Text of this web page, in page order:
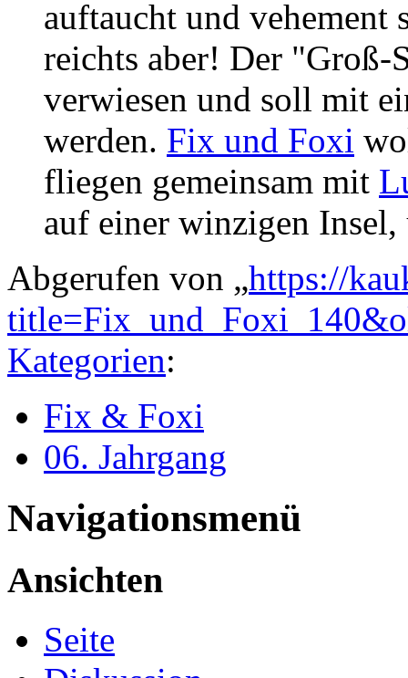
auftaucht und vehement
reichts aber! Der "Groß-
verwiesen und soll mit
werden. Fix und Foxi
fliegen gemeinsam mit
auf einer winzigen
Abgerufen von „https://
Kategorien:
Fix & Foxi
06. Jahrgang
Navigationsmenü
Ansichten
Seite